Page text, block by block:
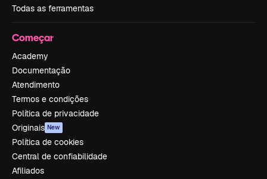
Todas as ferramentas
Começar
Academy
Documentação
Atendimento
Termos e condições
Política de privacidade
Originais New
Política de cookies
Central de confiabilidade
Afiliados